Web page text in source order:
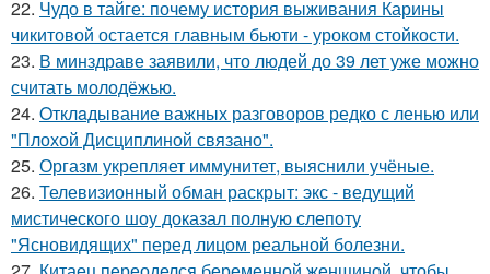
22. Чудо в тайге: почему история выживания Карины
чикитовой остается главным бьюти - уроком стойкости.
23. В минздраве заявили, что людей до 39 лет уже можно
считать молодёжью.
24. Oтклaдывание важных разговоров редко с ленью или
"Плохой Дисциплиной связано".
25. Оргазм укрепляет иммунитет, выяснили учёные.
26. Телевизионный обман раскрыт: экс - ведущий
мистического шоу доказал полную слепоту
"Ясновидящих" перед лицом реальной болезни.